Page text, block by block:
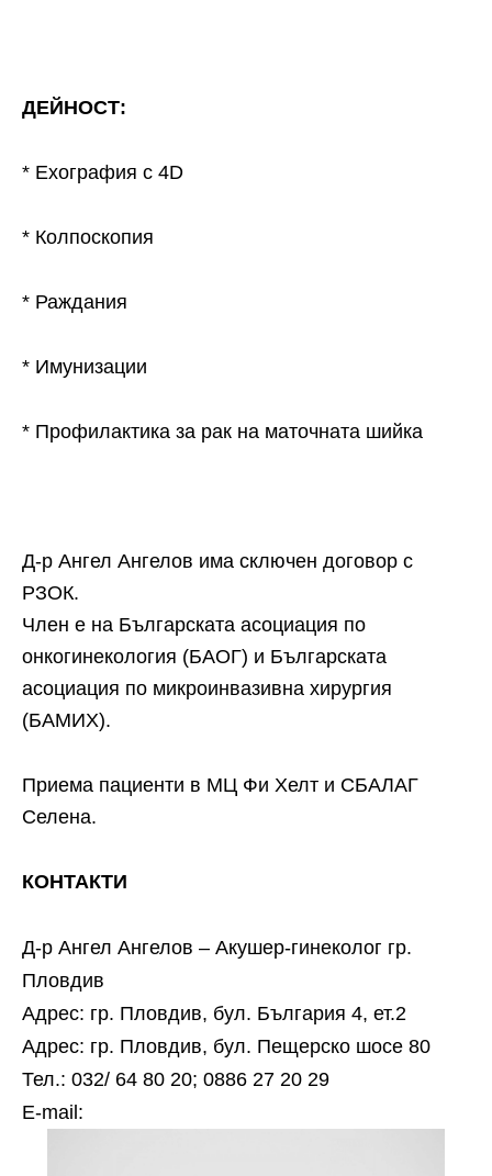
ДЕЙНОСТ:
* Ехография с 4D
* Колпоскопия
* Раждания
* Имунизации
* Профилактика за рак на маточната шийка
Д-р Ангел Ангелов има сключен договор с
РЗОК.
Член е на Българската асоциация по
онкогинекология (БАОГ) и Българската
асоциация по микроинвазивна хирургия
(БАМИХ).
Приема пациенти в МЦ Фи Хелт и СБАЛАГ
Селена.
КОНТАКТИ
Д-р Ангел Ангелов – Акушер-гинеколог гр.
Пловдив
Адрес: гр. Пловдив, бул. България 4, ет.2
Адрес: гр. Пловдив, бул. Пещерско шосе 80
Тел.: 032/ 64 80 20; 0886 27 20 29
Е-mail: